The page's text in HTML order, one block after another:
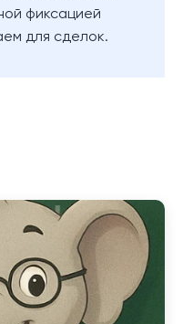
фиксацией
для сделок.